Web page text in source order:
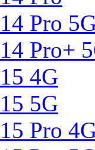
Pro
Pro+
4G
5G
Pro